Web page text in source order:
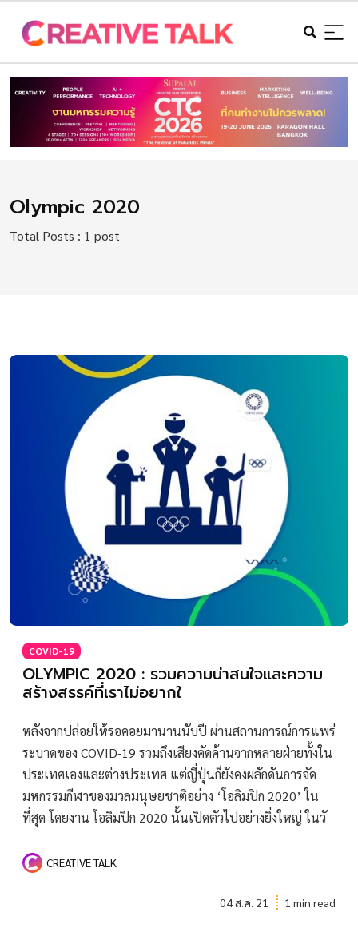
Olympic 2020
Total Posts : 1 post
COVID-19
OLYMPIC 2020 : รวมความน่าสนใจและความ
สร้างสรรค์ที่เราไม่อยากใ
หลังจากปล่อยให้รอคอยมานานนับปี ผ่านสถานการณ์การแพร่
ระบาดของ COVID-19 รวมถึงเสียงคัดค้านจากหลายฝ่ายทั้งใน
ประเทศเองและต่างประเทศ แต่ญี่ปุ่นก็ยังคงผลักดันการจัด
มหกรรมกีฬาของมวลมนุษยชาติอย่าง ‘โอลิมปิก 2020’ ใน
ที่สุด โดยงาน โอลิมปิก 2020 นั้นเปิดตัวไปอย่างยิ่งใหญ่ ในวั
CREATIVE TALK
04 ส.ค. 21 1 min read